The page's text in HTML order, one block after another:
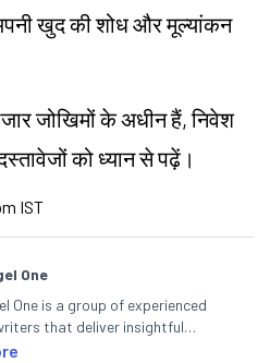
खुद की शोध और मूल्यांकन
जोखिमों के अधीन हैं, निवेश
को ध्यान से पढ़ें।
IST
One
One is a group of experienced
that deliver insightful
stock market, IPO, economy,